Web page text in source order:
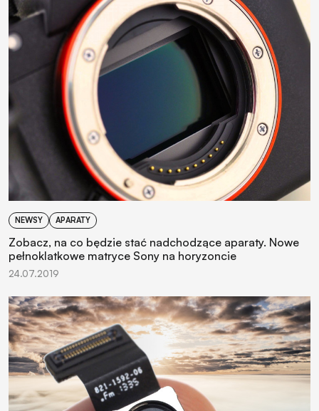
NEWSY APARATY
Zobacz, na co będzie stać nadchodzące aparaty. Nowe
pełnoklatkowe matryce Sony na horyzoncie
24.07.2019